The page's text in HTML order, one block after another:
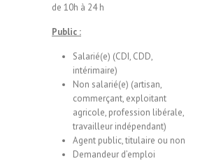
de 10h à 24 h
Public :
Salarié(e) (CDI, CDD,
intérimaire)
Non salarié(e) (artisan,
commerçant, exploitant
agricole, profession libérale,
travailleur indépendant)
Agent public, titulaire ou non
Demandeur d’emploi